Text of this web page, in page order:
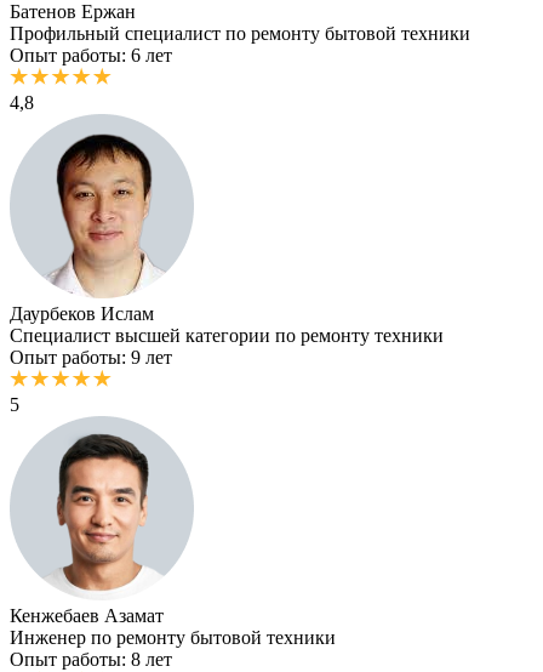
Батенов Ержан
Профильный специалист по ремонту бытовой техники
Опыт работы: 6 лет
4,8
Даурбеков Ислам
Специалист высшей категории по ремонту техники
Опыт работы: 9 лет
5
Кенжебаев Азамат
Инженер по ремонту бытовой техники
Опыт работы: 8 лет